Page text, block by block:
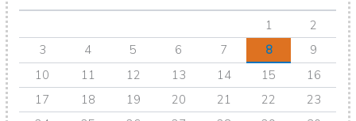
1
2
3
4 5 6 7 8
9
10
11 12 13 14 15
16
17
18 19 20 21 22
23